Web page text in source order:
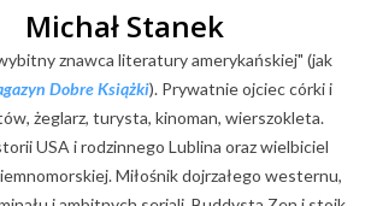
Michał Stanek
znawca literatury amerykańskiej" (jak
Dobre Książki). Prywatnie ojciec córki i
żeglarz, turysta, kinoman, wierszokleta.
USA i rodzinnego Lublina oraz wielbiciel
Miłośnik dojrzałego westernu,